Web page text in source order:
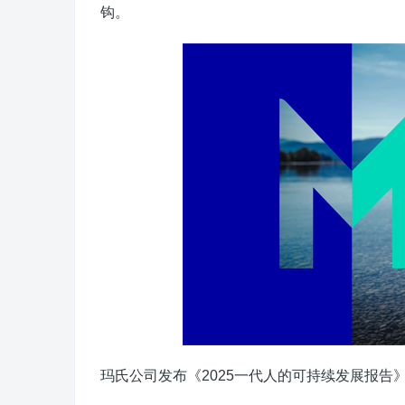
钩。
玛氏公司发布《2025一代人的可持续发展报告